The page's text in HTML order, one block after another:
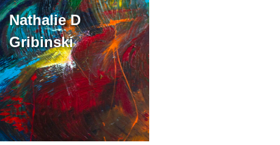
Nathalie D
Gribinski